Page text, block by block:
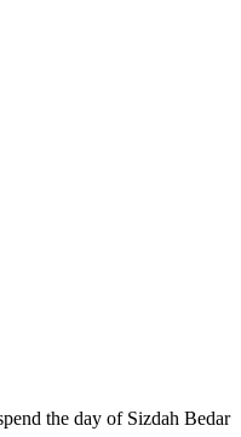
the day of Sizdah Bedar